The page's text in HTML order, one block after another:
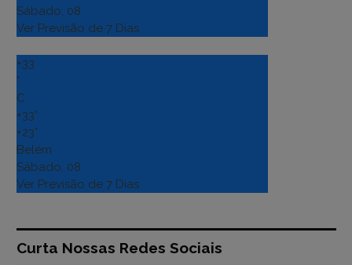
Sábado, 08
Ver Previsão de 7 Dias
+33
°
C
+33°
+23°
Belém
Sábado, 08
Ver Previsão de 7 Dias
Curta Nossas Redes Sociais